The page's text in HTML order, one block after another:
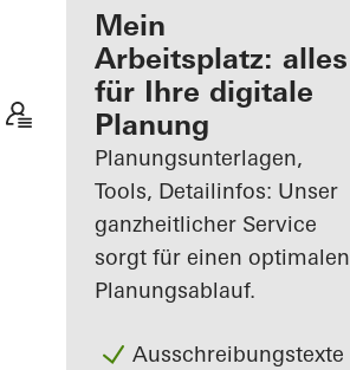
Ihre Vorteile als
angemeldeter
Architekt
Mein
Arbeitsplatz
kennenlernen
Mein
Arbeitsplatz: alles
für Ihre digitale
Planung
Planungsunterlagen,
Tools, Detailinfos: Unser
ganzheitlicher Service
sorgt für einen optimalen
Planungsablauf.
Ausschreibungstexte